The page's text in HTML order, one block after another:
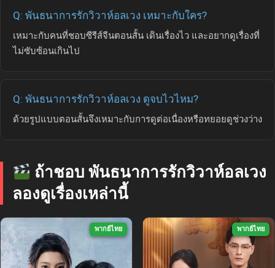
Q: พันธนาการรักวิวาห์อลเวง เหมาะกับใคร?
เหมาะกับคนที่ชอบซีรีส์จีนตอนสั้น เดินเรื่องไว และอยากดูเรื่องที่
ไม่ซับซ้อนเกินไป
Q: พันธนาการรักวิวาห์อลเวง ดูจบไวไหม?
ด้วยรูปแบบตอนสั้นจึงเหมาะกับการดูต่อเนื่องหรือทยอยดูช่วงว่าง
ถ้าชอบ พันธนาการรักวิวาห์อลเวง
ลองดูเรื่องเหล่านี้
พากย์ไทย พากย์ไทย